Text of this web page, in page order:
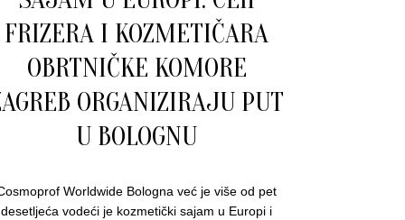
FRIZERA I KOZMETIČARA
OBRTNIČKE KOMORE
ORGANIZIRAJU PUT
U BOLOGNU
Worldwide Bologna već je više od pet
desetljeća vodeći je kozmetički sajam u Europi i